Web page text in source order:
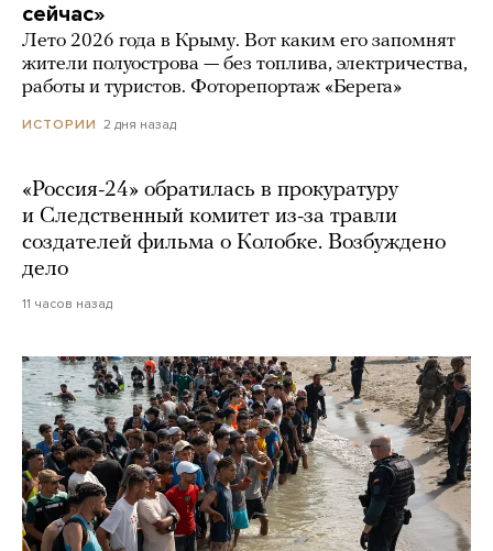
сейчас»
Лето 2026 года в Крыму. Вот каким его запомнят
жители полуострова — без топлива, электричества,
работы и туристов. Фоторепортаж «Берега»
ИСТОРИИ 2 дня назад
«Россия-24» обратилась в прокуратуру
и Следственный комитет из-за травли
создателей фильма о Колобке. Возбуждено
дело
11 часов назад